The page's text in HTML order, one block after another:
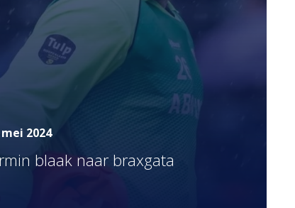
mei 2024
blaak naar braxgata